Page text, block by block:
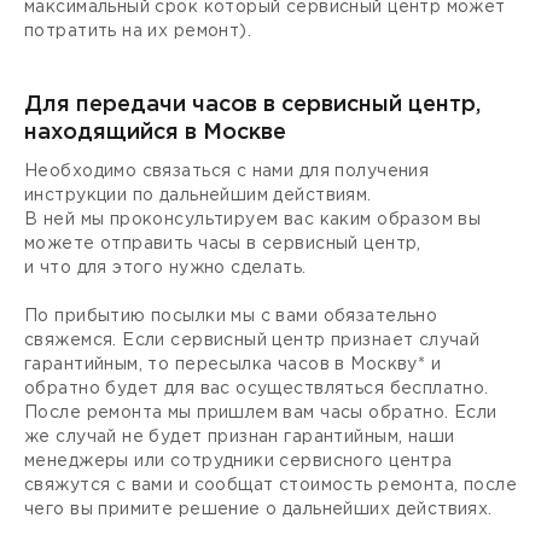
максимальный срок который сервисный центр может
потратить на их ремонт).
Для передачи часов в сервисный центр,
находящийся в Москве
Необходимо связаться с нами для получения
инструкции по дальнейшим действиям.
В ней мы проконсультируем вас каким образом вы
можете отправить часы в сервисный центр,
и что для этого нужно сделать.
По прибытию посылки мы с вами обязательно
свяжемся. Если сервисный центр признает случай
гарантийным, то пересылка часов в Москву* и
обратно будет для вас осуществляться бесплатно.
После ремонта мы пришлем вам часы обратно. Если
же случай не будет признан гарантийным, наши
менеджеры или сотрудники сервисного центра
свяжутся с вами и сообщат стоимость ремонта, после
чего вы примите решение о дальнейших действиях.